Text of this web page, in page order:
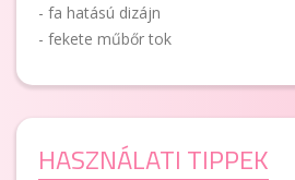
- fa hatású dizájn
- fekete műbőr tok
HASZNÁLATI TIPPEK